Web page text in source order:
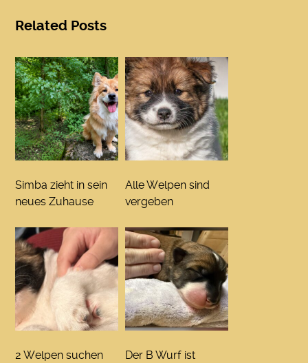
Related Posts
Simba zieht in sein
neues Zuhause
Alle Welpen sind
vergeben
2 Welpen suchen
Der B Wurf ist